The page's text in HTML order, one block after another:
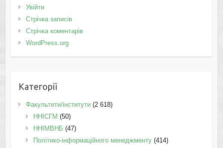
Увійти
Стрічка записів
Стрічка коментарів
WordPress.org
Категорії
Факультети/інститути(2 618)
ННІСГМ (50)
ННІМВНБ (47)
Політико-інформаційного менеджменту(414)